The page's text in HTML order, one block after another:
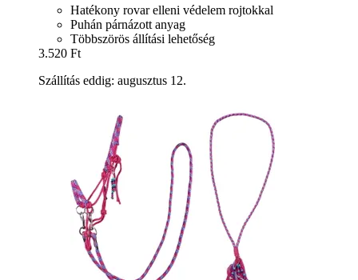
Hatékony rovar elleni védelem rojtokkal
Puhán párnázott anyag
Többszörös állítási lehetőség
3.520 Ft
Szállítás eddig: augusztus 12.